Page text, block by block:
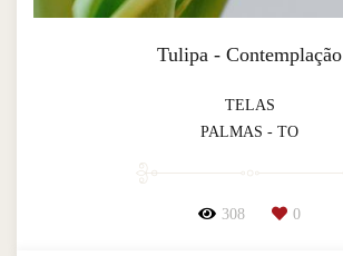
Tulipa - Contemplação
TELAS
PALMAS - TO
308 0